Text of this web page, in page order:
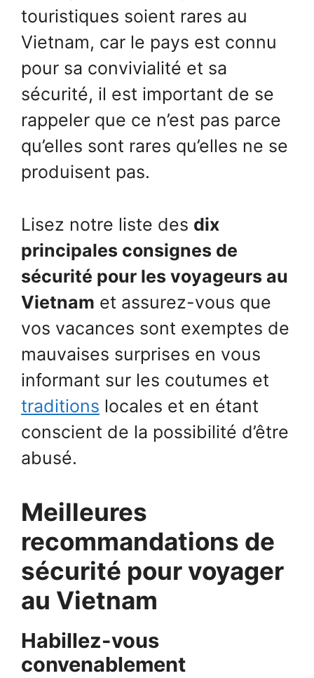
touristiques soient rares au
Vietnam, car le pays est connu
pour sa convivialité et sa
sécurité, il est important de se
rappeler que ce n’est pas parce
qu’elles sont rares qu’elles ne se
produisent pas.
Lisez notre liste des dix
principales consignes de
sécurité pour les voyageurs au
Vietnam et assurez-vous que
vos vacances sont exemptes de
mauvaises surprises en vous
informant sur les coutumes et
traditions locales et en étant
conscient de la possibilité d’être
abusé.
Meilleures
recommandations de
sécurité pour voyager
au Vietnam
Habillez-vous
convenablement